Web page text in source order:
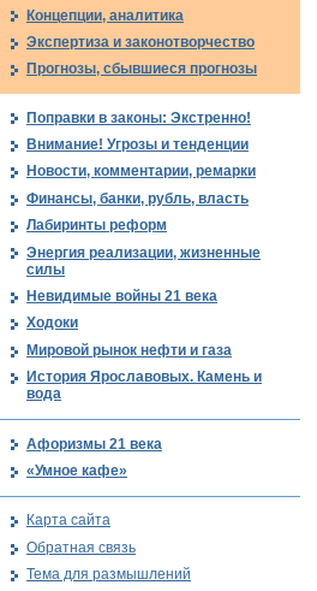
Концепции, аналитика
Экспертиза и законотворчество
Прогнозы, сбывшиеся прогнозы
Поправки в законы: Экстренно!
Внимание! Угрозы и тенденции
Новости, комментарии, ремарки
Финансы, банки, рубль, власть
Лабиринты реформ
Энергия реализации, жизненные
силы
Невидимые войны 21 века
Ходоки
Мировой рынок нефти и газа
История Ярославовых. Камень и
вода
Афоризмы 21 века
«Умное кафе»
Карта сайта
Обратная связь
Тема для размышлений